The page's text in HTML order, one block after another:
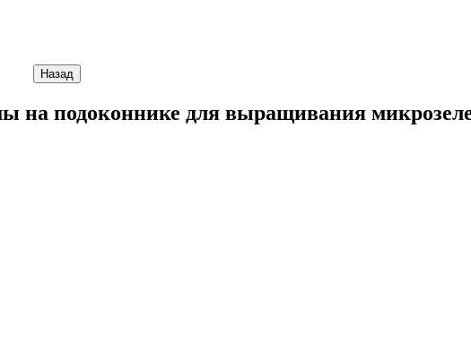
Назад
на подоконнике для выращивания